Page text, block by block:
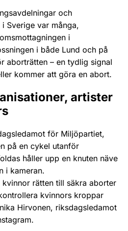
och
Sverige var många,
i
i både Lund och på
aborträtten – en tydlig signal
kommer att göra en abort.
artister
för Miljöpartiet,
på en cykel utanför
håller upp en knuten näve
i kameran.
rätten till säkra aborter
kvinnors kroppar
Hirvonen, riksdagsledamot